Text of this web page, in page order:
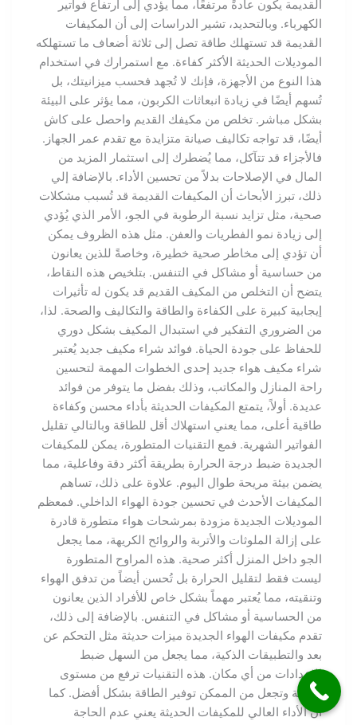
القديمة يكون عادةً مرتفعًا، مما يؤدي إلى ارتفاع فواتير
الكهرباء. وبالتحديد، تشير الدراسات إلى أن المكيفات
القديمة قد تستهلك طاقة تصل إلى ثلاثة أضعاف ما تستهلكه
الموديلات الحديثة الأكثر كفاءة. مع استمرارك في استخدام
هذا النوع من الأجهزة، فإنك لا تُجهد فحسب ميزانيتك، بل
تُسهم أيضًا في زيادة انبعاثات الكربون، مما يؤثر على البيئة
بشكل مباشر. تخلص من مكيفك القديم واحصل على كاش
أيضًا، قد تواجه تكاليف صيانة متزايدة مع تقدم عمر الجهاز.
فالأجزاء قد تتآكل، مما يُضطرك إلى استثمار المزيد من
المال في الإصلاحات بدلاً من تحسين الأداء. بالإضافة إلي
ذلك، تبرز الأبحاث أن المكيفات القديمة قد تُسبب مشكلات
صحية، مثل تزايد نسبة الرطوبة في الجو، الأمر الذي يُؤدي
إلى زيادة نمو الفطريات والعفن. مثل هذه الظروف يمكن
أن تؤدي إلى مخاطر صحية خطيرة، وخاصةً للذين يعانون
من حساسية أو مشاكل في التنفس. بتلخيص هذه النقاط،
يتضح أن التخلص من المكيف القديم قد يكون له تأثيرات
إيجابية كبيرة على الكفاءة والطاقة والتكاليف والصحة. لذا،
من الضروري التفكير في استبدال المكيف بشكل دوري
للحفاظ على جودة الحياة. فوائد شراء مكيف جديد يُعتبر
شراء مكيف هواء جديد إحدى الخطوات المهمة لتحسين
راحة المنازل والمكاتب، وذلك بفضل ما يتوفر من فوائد
عديدة. أولاً، يتمتع المكيفات الحديثة بأداء محسن وكفاءة
طاقية أعلى، مما يعني استهلاك أقل للطاقة وبالتالي تقليل
الفواتير الشهرية. فمع التقنيات المتطورة، يمكن للمكيفات
الجديدة ضبط درجة الحرارة بطريقة أكثر دقة وفاعلية، مما
يضمن بيئة مريحة طوال اليوم. علاوة على ذلك، تساهم
المكيفات الأحدث في تحسين جودة الهواء الداخلي. فمعظم
الموديلات الجديدة مزودة بمرشحات هواء متطورة قادرة
على إزالة الملوثات والأتربة والروائح الكريهة، مما يجعل
الجو داخل المنزل أكثر صحية. هذه المراوح المتطورة
ليست فقط لتقليل الحرارة بل تُحسن أيضاً من تدفق الهواء
وتنقيته، مما يُعتبر مهماً بشكل خاص للأفراد الذين يعانون
من الحساسية أو مشاكل في التنفس. بالإضافة إلى ذلك،
تقدم مكيفات الهواء الجديدة ميزات حديثة مثل التحكم عن
بعد والتطبيقات الذكية، مما يجعل من السهل ضبط
الإعدادات من أي مكان. هذه التقنيات ترفع من مستوى
الراحة وتجعل من الممكن توفير الطاقة بشكل أفضل. كما
أن الأداء العالي للمكيفات الحديثة يعني عدم الحاجة